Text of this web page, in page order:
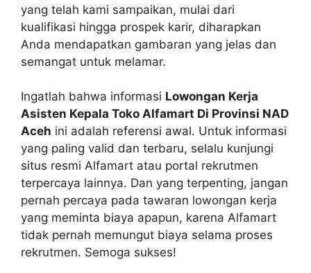
yang telah kami sampaikan, mulai dari
kualifikasi hingga prospek karir, diharapkan
Anda mendapatkan gambaran yang jelas dan
semangat untuk melamar.
Ingatlah bahwa informasi Lowongan Kerja
Asisten Kepala Toko Alfamart Di Provinsi NAD
Aceh ini adalah referensi awal. Untuk informasi
yang paling valid dan terbaru, selalu kunjungi
situs resmi Alfamart atau portal rekrutmen
terpercaya lainnya. Dan yang terpenting, jangan
pernah percaya pada tawaran lowongan kerja
yang meminta biaya apapun, karena Alfamart
tidak pernah memungut biaya selama proses
rekrutmen. Semoga sukses!